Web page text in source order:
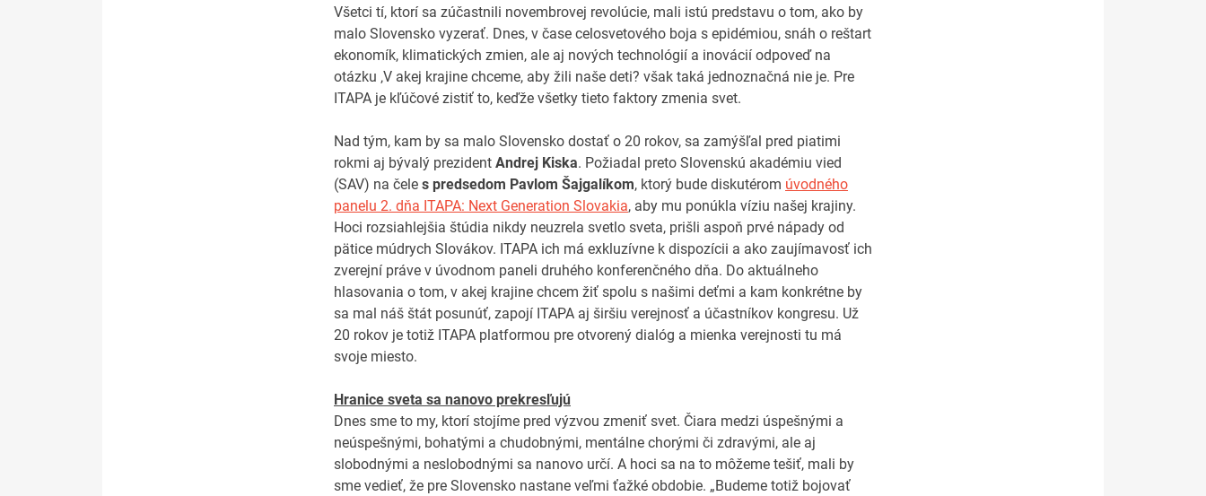
Všetci tí, ktorí sa zúčastnili novembrovej revolúcie, mali istú predstavu o tom, ako by
malo Slovensko vyzerať. Dnes, v čase celosvetového boja s epidémiou, snáh o reštart
ekonomík, klimatických zmien, ale aj nových technológií a inovácií odpoveď na
otázku ‚V akej krajine chceme, aby žili naše deti? však taká jednoznačná nie je. Pre
ITAPA je kľúčové zistiť to, keďže všetky tieto faktory zmenia svet.
Nad tým, kam by sa malo Slovensko dostať o 20 rokov, sa zamýšľal pred piatimi
rokmi aj bývalý prezident Andrej Kiska. Požiadal preto Slovenskú akadémiu vied
(SAV) na čele s predsedom Pavlom Šajgalíkom, ktorý bude diskutérom úvodného
panelu 2. dňa ITAPA: Next Generation Slovakia, aby mu ponúkla víziu našej krajiny.
Hoci rozsiahlejšia štúdia nikdy neuzrela svetlo sveta, prišli aspoň prvé nápady od
pätice múdrych Slovákov. ITAPA ich má exkluzívne k dispozícii a ako zaujímavosť ich
zverejní práve v úvodnom paneli druhého konferenčného dňa. Do aktuálneho
hlasovania o tom, v akej krajine chcem žiť spolu s našimi deťmi a kam konkrétne by
sa mal náš štát posunúť, zapojí ITAPA aj širšiu verejnosť a účastníkov kongresu. Už
20 rokov je totiž ITAPA platformou pre otvorený dialóg a mienka verejnosti tu má
svoje miesto.
Hranice sveta sa nanovo prekresľujú
Dnes sme to my, ktorí stojíme pred výzvou zmeniť svet. Čiara medzi úspešnými a
neúspešnými, bohatými a chudobnými, mentálne chorými či zdravými, ale aj
slobodnými a neslobodnými sa nanovo určí. A hoci sa na to môžeme tešiť, mali by
sme vedieť, že pre Slovensko nastane veľmi ťažké obdobie. „Budeme totiž bojovať